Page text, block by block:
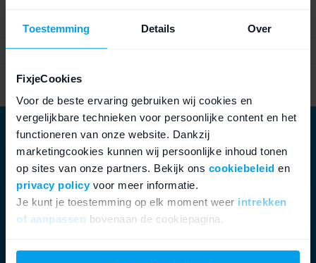
Toestemming Details Over
FixjeCookies
Voor de beste ervaring gebruiken wij cookies en
vergelijkbare technieken voor persoonlijke content en het
functioneren van onze website. Dankzij
marketingcookies kunnen wij persoonlijke inhoud tonen
op sites van onze partners. Bekijk ons cookiebeleid en
privacy policyvoor meer informatie.
Je kunt je toestemming op elk moment weer intrekken
of aanpassen bovenaan de cookiepagina.
We werken samen met21 derdendie uw gegevens